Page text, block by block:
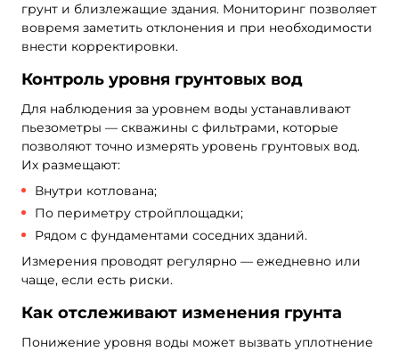
грунт и близлежащие здания. Мониторинг позволяет
вовремя заметить отклонения и при необходимости
внести корректировки.
Контроль уровня грунтовых вод
Для наблюдения за уровнем воды устанавливают
пьезометры — скважины с фильтрами, которые
позволяют точно измерять уровень грунтовых вод.
Их размещают:
Внутри котлована;
По периметру стройплощадки;
Рядом с фундаментами соседних зданий.
Измерения проводят регулярно — ежедневно или
чаще, если есть риски.
Как отслеживают изменения грунта
Понижение уровня воды может вызвать уплотнение